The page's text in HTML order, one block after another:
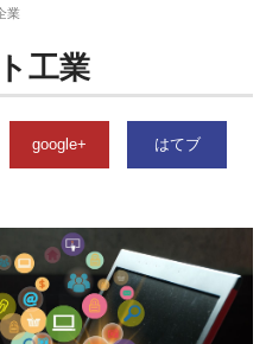
業
工業
google+ はてブ